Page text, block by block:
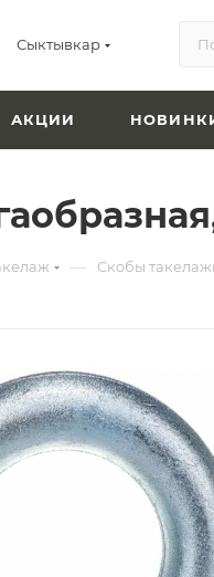
Сыктывкар
АКЦИИ
— Скобы